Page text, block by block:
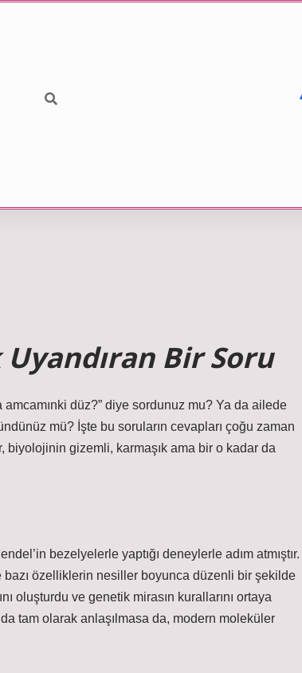
Bir Soru
düz?” diye sordunuz mu? Ya da ailede
mü? İşte bu soruların cevapları çoğu zaman
gizemli, karmaşık ama bir o kadar da
bezelyelerle yaptığı deneylerle adım atmıştır.
özelliklerin nesiller boyunca düzenli bir şekilde
oluşturdu ve genetik mirasın kurallarını ortaya
tam olarak anlaşılmasa da, modern moleküler